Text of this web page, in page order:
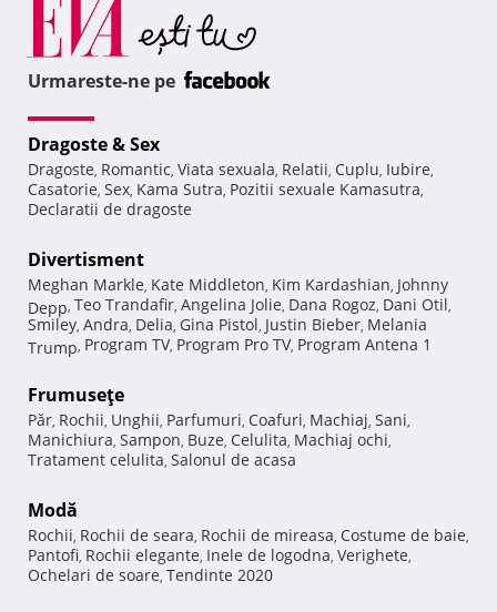
Urmareste-ne pe
Dragoste & Sex
Dragoste, Romantic, Viata sexuala, Relatii, Cuplu, Iubire,
Casatorie, Sex, Kama Sutra, Pozitii sexuale Kamasutra,
Declaratii de dragoste
Divertisment
Meghan Markle, Kate Middleton, Kim Kardashian, Johnny
Depp, Teo Trandafir, Angelina Jolie, Dana Rogoz, Dani Otil,
Smiley, Andra, Delia, Gina Pistol, Justin Bieber, Melania
Trump, Program TV, Program Pro TV, Program Antena 1
Frumuseţe
Păr, Rochii, Unghii, Parfumuri, Coafuri, Machiaj, Sani,
Manichiura, Sampon, Buze, Celulita, Machiaj ochi,
Tratament celulita, Salonul de acasa
Modă
Rochii, Rochii de seara, Rochii de mireasa, Costume de baie,
Pantofi, Rochii elegante, Inele de logodna, Verighete,
Ochelari de soare, Tendinte 2020